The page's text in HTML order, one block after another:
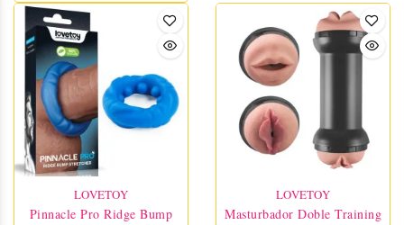
LOVETOY
Pinnacle Pro Ridge Bump
LOVETOY
Masturbador Doble Training